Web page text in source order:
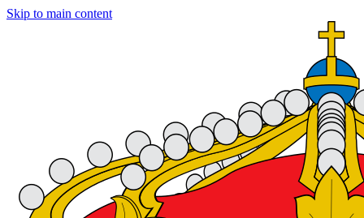
Skip to main content